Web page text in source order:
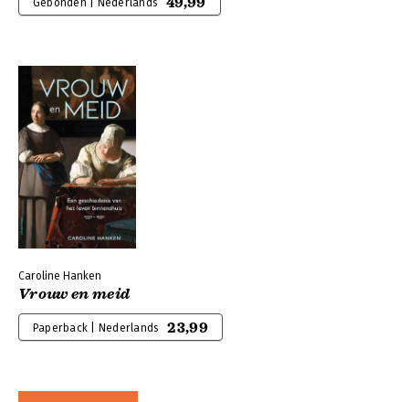
Gebonden | Nederlands
Caroline Hanken
Vrouw en meid
Paperback | Nederlands 23,99